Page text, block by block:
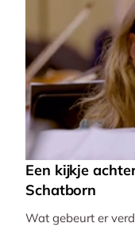
Een kijkje
Schatborn
Wat gebeurt er